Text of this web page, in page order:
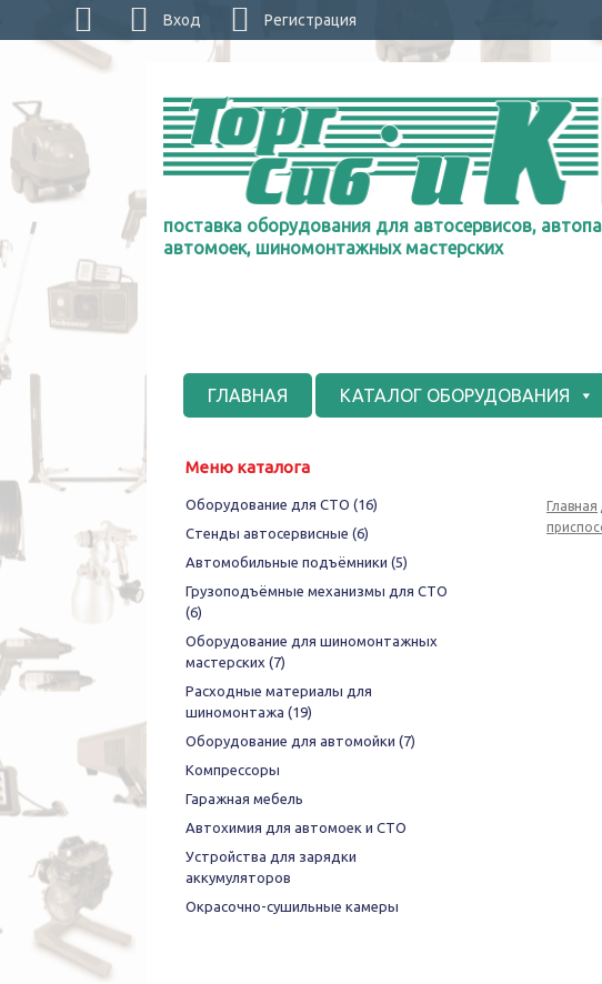
поставка оборудования для автосервисов,
автомоек, шиномонтажных мастерских
ГЛАВНАЯ КАТАЛОГ ОБОРУДОВАНИЯ
Главная
Меню каталога
Оборудование для СТО (16)
Стенды автосервисные (6)
Автомобильные подъёмники (5)
Грузоподъёмные механизмы для СТО
(6)
Оборудование для шиномонтажных
мастерских (7)
Расходные материалы для
шиномонтажа (19)
Оборудование для автомойки (7)
Компрессоры
Гаражная мебель
Автохимия для автомоек и СТО
Устройства для зарядки
аккумуляторов
Окрасочно-сушильные камеры
Вход Регистрация